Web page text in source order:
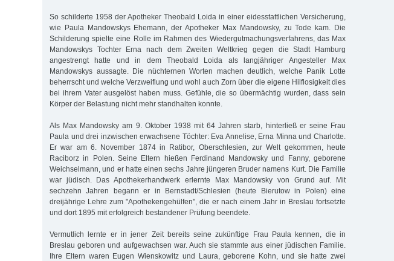
So schilderte 1958 der Apotheker Theobald Loida in einer eidesstattlichen Versicherung,
wie Paula Mandowskys Ehemann, der Apotheker Max Mandowsky, zu Tode kam. Die
Schilderung spielte eine Rolle im Rahmen des Wiedergutmachungsverfahrens, das Max
Mandowskys Tochter Erna nach dem Zweiten Weltkrieg gegen die Stadt Hamburg
angestrengt hatte und in dem Theobald Loida als langjähriger Angesteller Max
Mandowskys aussagte. Die nüchternen Worten machen deutlich, welche Panik Lotte
beherrscht und welche Verzweiflung und wohl auch Zorn über die eigene Hilflosigkeit dies
bei ihrem Vater ausgelöst haben muss. Gefühle, die so übermächtig wurden, dass sein
Körper der Belastung nicht mehr standhalten konnte.
Als Max Mandowsky am 9. Oktober 1938 mit 64 Jahren starb, hinterließ er seine Frau
Paula und drei inzwischen erwachsene Töchter: Eva Annelise, Erna Minna und Charlotte.
Er war am 6. November 1874 in Ratibor, Oberschlesien, zur Welt gekommen, heute
Raciborz in Polen. Seine Eltern hießen Ferdinand Mandowsky und Fanny, geborene
Weichselmann, und er hatte einen sechs Jahre jüngeren Bruder namens Kurt. Die Familie
war jüdisch. Das Apothekerhandwerk erlernte Max Mandowsky von Grund auf. Mit
sechzehn Jahren begann er in Bernstadt/Schlesien (heute Bierutow in Polen) eine
dreijährige Lehre zum "Apothekengehülfen", die er nach einem Jahr in Breslau fortsetzte
und dort 1895 mit erfolgreich bestandener Prüfung beendete.
Vermutlich lernte er in jener Zeit bereits seine zukünftige Frau Paula kennen, die in
Breslau geboren und aufgewachsen war. Auch sie stammte aus einer jüdischen Familie.
Ihre Eltern waren Eugen Wienskowitz und Laura, geborene Kohn, und sie hatte zwei